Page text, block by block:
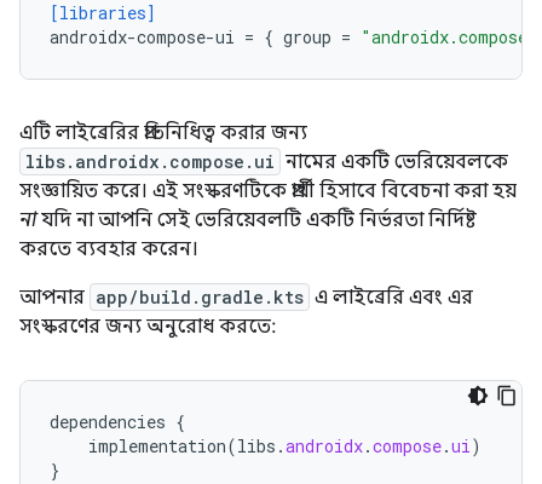
[libraries]
androidx-compose-ui = { group =
এটি লাইব্রেরির প্রতিনিধিত্ব করার জন্য
libs.androidx.compose.ui নামের একটি ভেরিয়েবলকে
সংজ্ঞায়িত করে। এই সংস্করণটিকে প্রার্থী হিসাবে বিবেচনা করা হয়
নাযদি না আপনি সেই ভেরিয়েবলটি একটি নির্ভরতা নির্দিষ্ট
করতে ব্যবহার করেন।
আপনার app/build.gradle.kts এ লাইব্রেরি এবং এর
সংস্করণের জন্য অনুরোধ করতে:
dependencies {
implementation(libs .androidx.compose.ui)
}